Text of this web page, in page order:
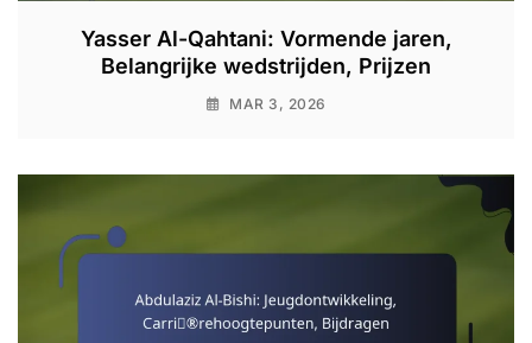
Yasser Al-Qahtani: Vormende jaren,
Belangrijke wedstrijden, Prijzen
MAR 3, 2026